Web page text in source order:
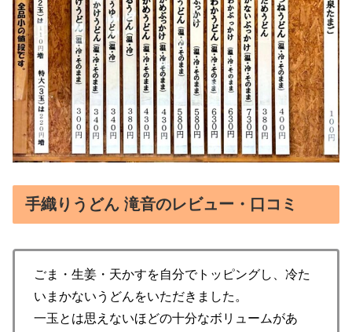
手織りうどん 滝音のレビュー・口コミ
ごま・生姜・天かすを自分でトッピングし、冷た
いまかないうどんをいただきました。
一玉とは思えないほどの十分なボリュームがあ